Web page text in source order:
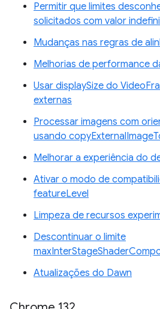
Permitir que limites
solicitados com valor
Mudanças nas regras de
Melhorias de performance
Usar displaySize do
externas
Processar imagens com
usando
Melhorar a experiência do
Ativar o modo de
featureLevel
Limpeza de recursos
Descontinuar o limite
Atualizações do Dawn